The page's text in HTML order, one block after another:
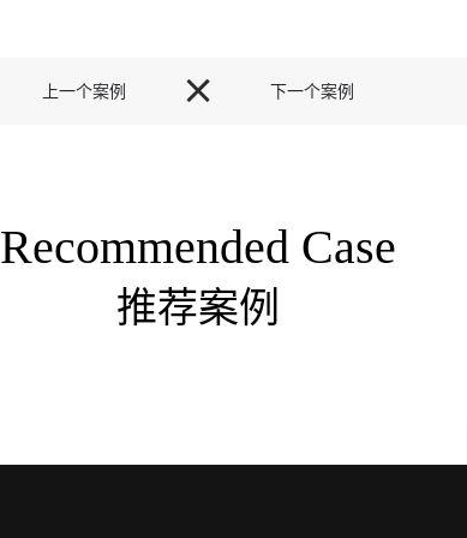
上一个案例 下一个案例

Recommended Case
推荐案例
亘一专业药品包装设计公司为上海医药集团信···